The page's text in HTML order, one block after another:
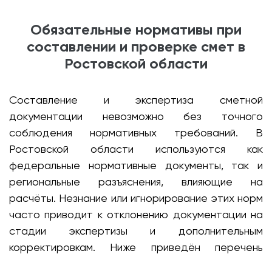
Обязательные нормативы при
составлении и проверке смет в
Ростовской области
Составление и экспертиза сметной
документации невозможно без точного
соблюдения нормативных требований. В
Ростовской области используются как
федеральные нормативные документы, так и
региональные разъяснения, влияющие на
расчёты. Незнание или игнорирование этих норм
часто приводит к отклонению документации на
стадии экспертизы и дополнительным
корректировкам. Ниже приведён перечень